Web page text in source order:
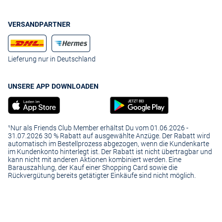
VERSANDPARTNER
Lieferung nur in Deutschland
UNSERE APP DOWNLOADEN
¹Nur als Friends Club Member erhältst Du vom 01.06.2026 -
31.07.2026 30 % Rabatt auf ausgewählte Anzüge. Der Rabatt wird
automatisch im Bestellprozess abgezogen, wenn die Kundenkarte
im Kundenkonto hinterlegt ist. Der Rabatt ist nicht übertragbar und
kann nicht mit anderen Aktionen kombiniert werden. Eine
Barauszahlung, der Kauf einer Shopping Card sowie die
Rückvergütung bereits getätigter Einkäufe sind nicht möglich.